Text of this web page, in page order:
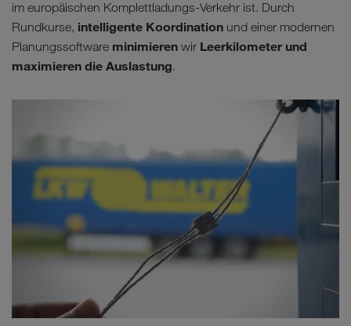
im europäischen Komplettladungs-Verkehr ist. Durch
Rundkurse, intelligente Koordination und einer modernen
Planungssoftware minimieren wir Leerkilometer und
maximieren die Auslastung.